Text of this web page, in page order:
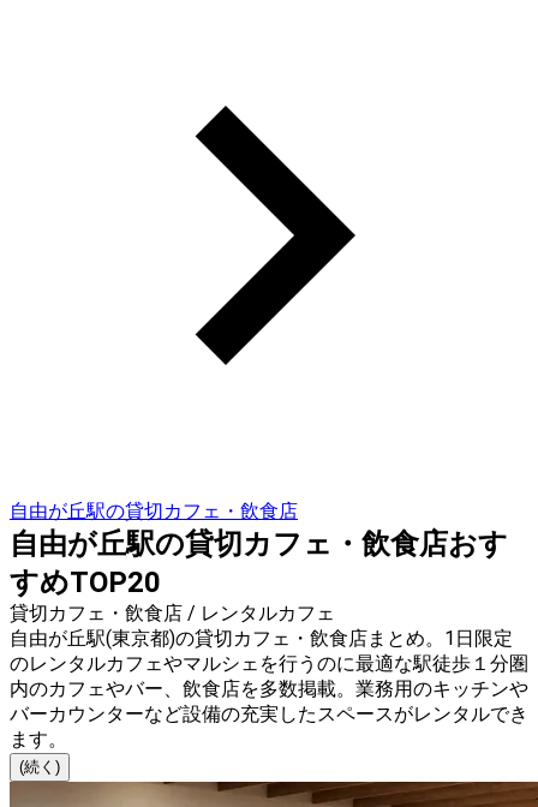
自由が丘駅の貸切カフェ・飲食店
自由が丘駅の貸切カフェ・飲食店おす
すめTOP20
貸切カフェ・飲食店 / レンタルカフェ
自由が丘駅(東京都)の貸切カフェ・飲食店まとめ。1日限定
のレンタルカフェやマルシェを行うのに最適な駅徒歩１分圏
内のカフェやバー、飲食店を多数掲載。業務用のキッチンや
バーカウンターなど設備の充実したスペースがレンタルでき
ます。
(続く)